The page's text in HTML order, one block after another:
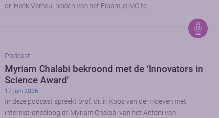
dr. Henk Verheul beiden van het Erasmus MC te …
Podcast
Myriam Chalabi bekroond met de ‘Innovators in
Science Award’
17 juni 2026
In deze podcast spreekt prof. dr. ir. Koos van der Hoeven met
internist-oncoloog dr. Myriam Chalabi van het Antoni van